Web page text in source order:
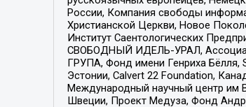
России, Компания свободы
Христианской Церкви, Новое
Институт Саентологических
СВОБОДНЫЙ ИДЕЛЬ-УРАЛ,
ГРУПА, Фонд имени Генриха Бёлля,
Эстонии, Calvert 22 Foundation,
Международный научный центр им
Швеции, Проект Медуза, Фонд